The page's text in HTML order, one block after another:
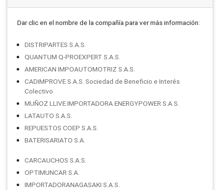
Dar clic en el nombre de la compañí­a para ver más información:
DISTRIPARTES S.A.S.
QUANTUM Q-PROEXPERT S.A.S.
AMERICAN IMPOAUTOMOTRIZ S.A.S.
CADIMPROVE S.A.S. Sociedad de Beneficio e Interés
Colectivo
MUÑOZ LLIVE IMPORTADORA ENERGYPOWER S.A.S.
LATAUTO S.A.S.
REPUESTOS COEP S.A.S.
BATERISARIATO S.A.
CARCAUCHOS S.A.S.
OPTIMUNCAR S.A.
IMPORTADORANAGASAKI S.A.S.